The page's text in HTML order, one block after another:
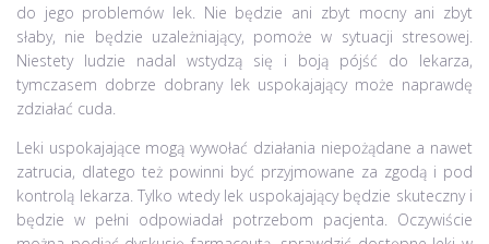
do jego problemów lek. Nie będzie ani zbyt mocny ani zbyt
słaby, nie będzie uzależniający, pomoże w sytuacji stresowej.
Niestety ludzie nadal wstydzą się i boją pójść do lekarza,
tymczasem dobrze dobrany lek uspokajający może naprawdę
zdziałać cuda.
Leki uspokajające mogą wywołać działania niepożądane a nawet
zatrucia, dlatego też powinni być przyjmowane za zgodą i pod
kontrolą lekarza. Tylko wtedy lek uspokajający będzie skuteczny i
będzie w pełni odpowiadał potrzebom pacjenta. Oczywiście